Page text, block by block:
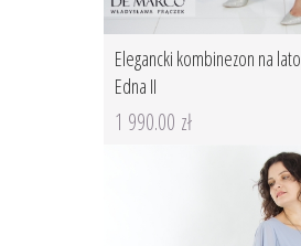
Elegancki kombinezon na lato
Edna II
1 990.00 zł